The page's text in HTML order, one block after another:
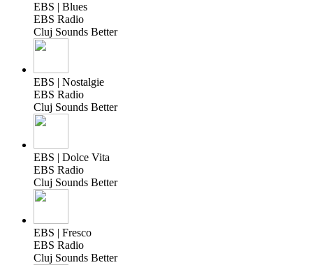
EBS | Blues
EBS Radio
Cluj Sounds Better
EBS | Nostalgie
EBS Radio
Cluj Sounds Better
EBS | Dolce Vita
EBS Radio
Cluj Sounds Better
EBS | Fresco
EBS Radio
Cluj Sounds Better